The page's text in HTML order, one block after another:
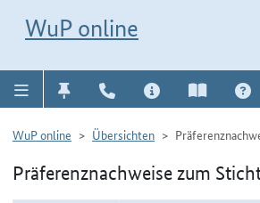
WuP online
WuP online Übersichten
Präferenznachweise zum